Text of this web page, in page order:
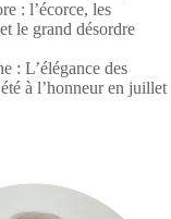
: l’écorce, les
le grand désordre
: L’élégance des
à l’honneur en juillet